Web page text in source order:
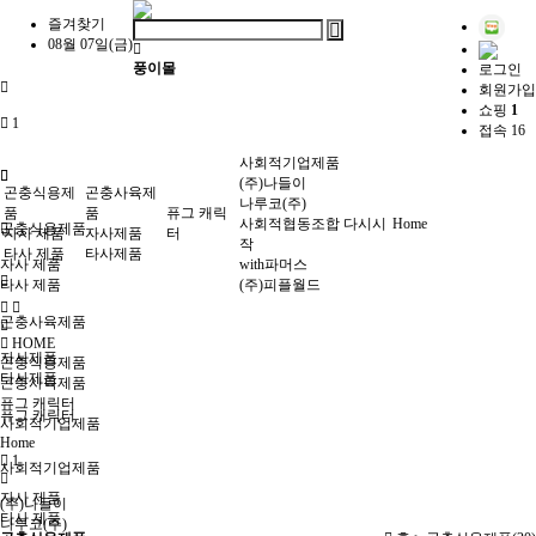
즐겨찾기
08월 07일(금)
로그인
회원가입
쇼핑 1
접속 16
풍이몰
1
곤충식용제품
자사 제품
타사 제품
곤충사육제품
자사제품
타사제품
퓨그 캐릭터
사회적기업제품
(주)나들이
나루코(주)
곤충식용제
품
자사 제품
타사 제품
곤충사육제
품
자사제품
타사제품
퓨그 캐릭
터
사회적기업제품
(주)나들이
나루코(주)
사회적협동조합 다시시
작
with파머스
(주)피플월드
Home
HOME
곤충식용제품
곤충사육제품
퓨그 캐릭터
사회적기업제품
Home
1
자사 제품
타사 제품